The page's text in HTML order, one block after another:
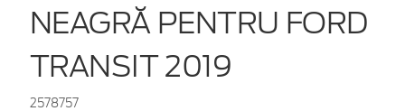
NEAGRĂ PENTRU FORD
TRANSIT 2019
2578757